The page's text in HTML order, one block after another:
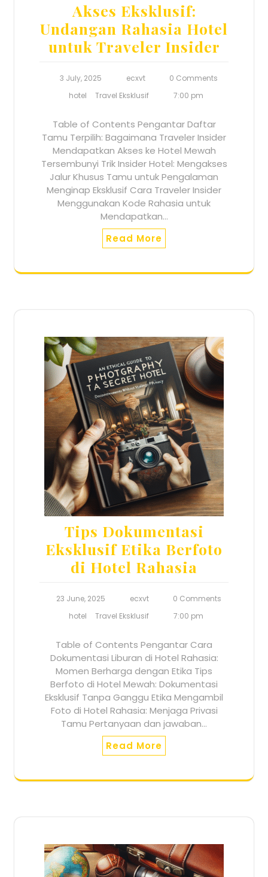
Akses Eksklusif:
Undangan Rahasia Hotel
untuk Traveler Insider
3 July, 2025 ecxvt
0 Comments
hotel
Travel Eksklusif 7:00 pm
Table of Contents Pengantar Daftar
Tamu Terpilih: Bagaimana Traveler Insider
Mendapatkan Akses ke Hotel Mewah
Tersembunyi Trik Insider Hotel: Mengakses
Jalur Khusus Tamu untuk Pengalaman
Menginap Eksklusif Cara Traveler Insider
Menggunakan Kode Rahasia untuk
Mendapatkan…
Read More
Tips Dokumentasi
Eksklusif Etika Berfoto
di Hotel Rahasia
23 June, 2025 ecxvt
0 Comments
hotel
Travel Eksklusif 7:00 pm
Table of Contents Pengantar Cara
Dokumentasi Liburan di Hotel Rahasia:
Momen Berharga dengan Etika Tips
Berfoto di Hotel Mewah: Dokumentasi
Eksklusif Tanpa Ganggu Etika Mengambil
Foto di Hotel Rahasia: Menjaga Privasi
Tamu Pertanyaan dan jawaban…
Read More